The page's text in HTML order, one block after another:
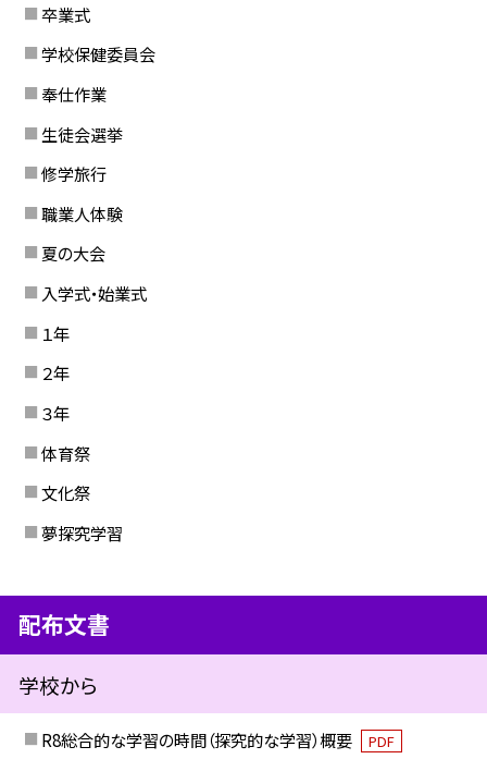
卒業式
学校保健委員会
奉仕作業
生徒会選挙
修学旅行
職業人体験
夏の大会
入学式・始業式
１年
２年
３年
体育祭
文化祭
夢探究学習
配布文書
学校から
R8総合的な学習の時間（探究的な学習）概要 PDF